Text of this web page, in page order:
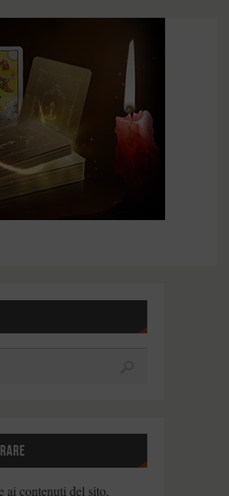
ai contenuti del sito,